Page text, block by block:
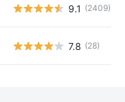
9.1 (2409)
7.8 (28)